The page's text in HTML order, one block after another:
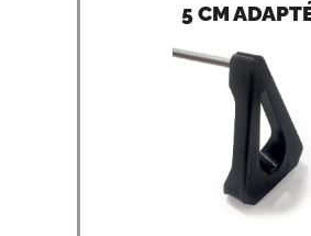
5 CM